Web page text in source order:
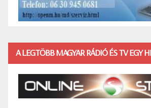
A LEGTÖBB MAGYAR RÁDIÓ ÉS TV EGY